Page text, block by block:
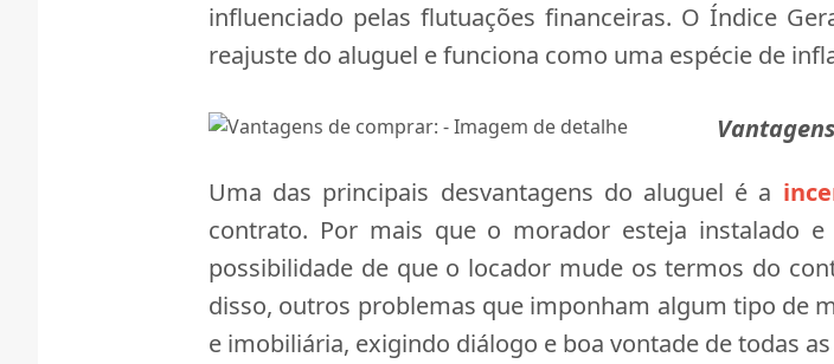
influenciado pelas flutuações financeiras. O Índice
reajuste do aluguel e funciona como uma espécie de
Uma das principais desvantagens do aluguel é a
contrato. Por mais que o morador esteja instalado
possibilidade de que o locador mude os termos do
disso, outros problemas que imponham algum tipo de
e imobiliária, exigindo diálogo e boa vontade de todas